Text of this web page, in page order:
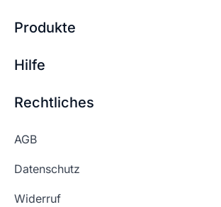
Über checkdomain
Partnerprogramm
Impressum
Blog
Produkte
Domain reservieren
Domain sichern
Hilfe
FAQ + Hilfe
Premium Services
Webhosting-Lexikon
Whois Domain
Rechtliches
AGB
Datenschutz
Widerruf